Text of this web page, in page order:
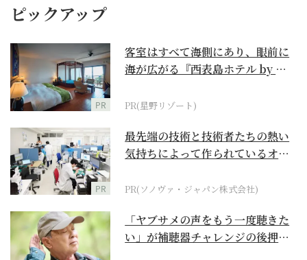
ピックアップ
PR
客室はすべて海側にあり、眼前に
海が広がる『西表島ホテル by 星
PR(星野リゾート)
PR
最先端の技術と技術者たちの熱い
気持ちによって作られているオー
PR(ソノヴァ・ジャパン株式会社)
「ヤブサメの声をもう一度聴きた
い」が補聴器チャレンジの後押し